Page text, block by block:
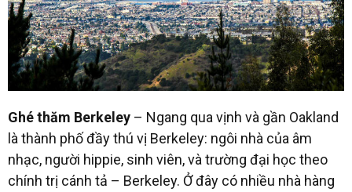
Ghé thăm Berkeley – Ngang qua vịnh và gần Oakland
là thành phố đầy thú vị Berkeley: ngôi nhà của âm
nhạc, người hippie, sinh viên, và trường đại học theo
chính trị cánh tả – Berkeley. Ở đây có nhiều nhà hàng